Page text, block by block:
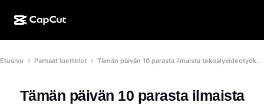
CapCut Desktop
CapCut Online
Luonti tekoälyllä
Video Studio
Ominaisuudet
Videoeditori ja -generaattori
Sosiaalisen median mallit
Lomakauden mallit
Tietoja
Etusivu Parhaat luettelot Tämän päivän 10 parasta ilmaista tekoälyvideotyökalua sisällön luomisen muuttamiseen
Tämän päivän 10 parasta ilmaista